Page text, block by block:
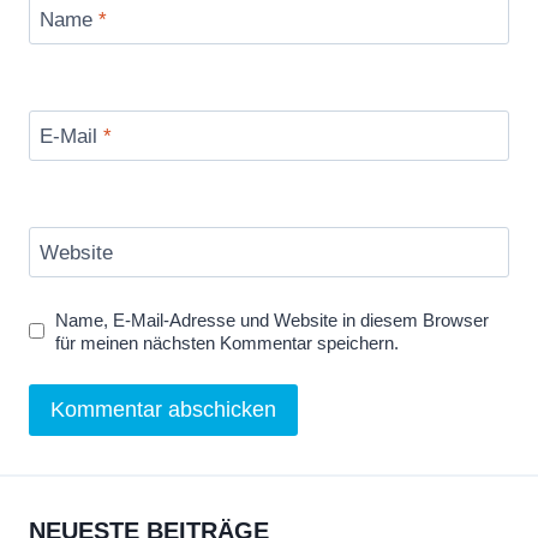
Name *
E-Mail *
Website
Name, E-Mail-Adresse und Website in diesem Browser
für meinen nächsten Kommentar speichern.
NEUESTE BEITRÄGE